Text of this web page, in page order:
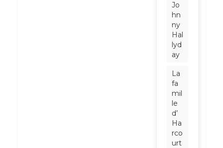
Jo
hn
ny
Hal
lyd
ay
La
fa
mil
le
d’
Ha
rco
urt